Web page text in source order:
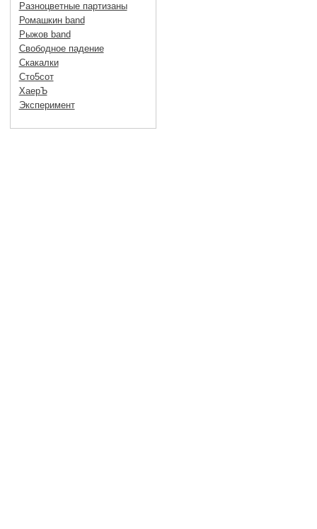
Разноцветные партизаны
Ромашкин band
Рыжов band
Свободное падение
Скакалки
Сто5сот
ХаерЪ
Эксперимент